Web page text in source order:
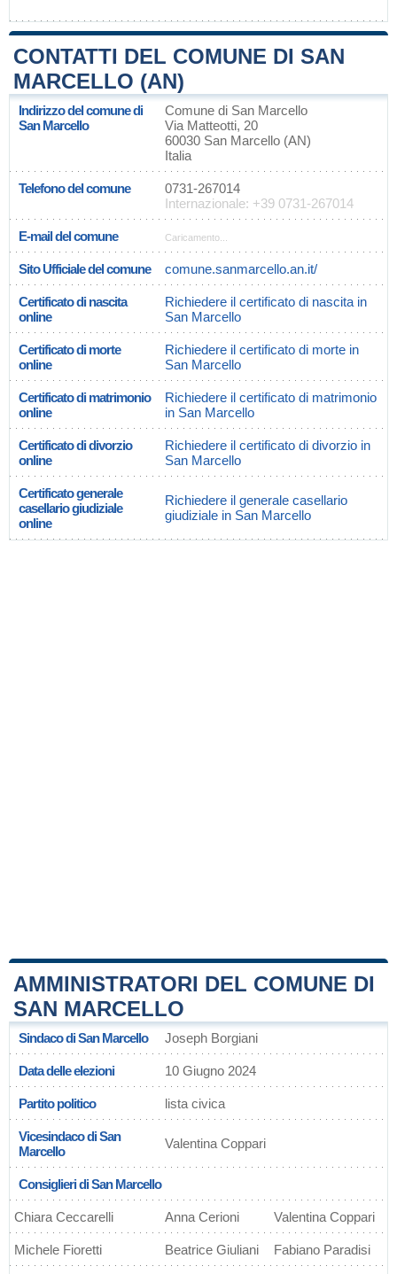
CONTATTI DEL COMUNE DI SAN
MARCELLO (AN)
Indirizzo del comune di
San Marcello
Comune di San Marcello
Via Matteotti, 20
60030 San Marcello (AN)
Italia
Telefono del comune
0731-267014
Internazionale: +39 0731-267014
E-mail del comune Caricamento...
Sito Ufficiale del comune comune.sanmarcello.an.it/
Certificato di nascita
online
Richiedere il certificato di nascita in
San Marcello
Certificato di morte
online
Richiedere il certificato di morte in
San Marcello
Certificato di matrimonio
online
Richiedere il certificato di matrimonio
in San Marcello
Certificato di divorzio
online
Richiedere il certificato di divorzio in
San Marcello
Certificato generale
casellario giudiziale
online
Richiedere il generale casellario
giudiziale in San Marcello
AMMINISTRATORI DEL COMUNE DI
SAN MARCELLO
Sindaco di San Marcello Joseph Borgiani
Data delle elezioni 10 Giugno 2024
Partito politico lista civica
Vicesindaco di San
Marcello
Valentina Coppari
Consiglieri di San Marcello
Chiara Ceccarelli Anna Cerioni Valentina Coppari
Michele Fioretti Beatrice Giuliani Fabiano Paradisi